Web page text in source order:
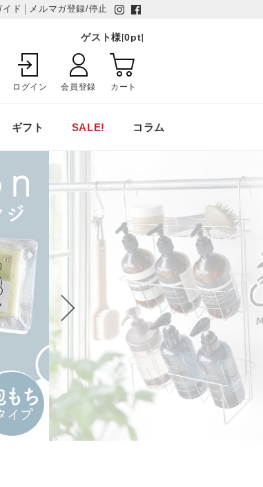
イド メルマガ登録/停止
ゲスト様[0pt]
ログイン 会員登録 カート
ギフト SALE! コラム